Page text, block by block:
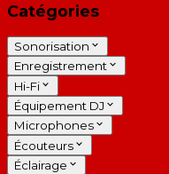
Catégories
Sonorisation
Enregistrement
Hi-Fi
Équipement DJ
Microphones
Écouteurs
Éclairage